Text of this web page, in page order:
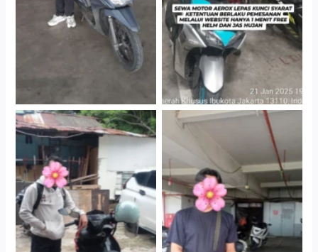
Cabang Jakarta Barat
Cityplaza Jatinegara
Gedung Parkir P6A